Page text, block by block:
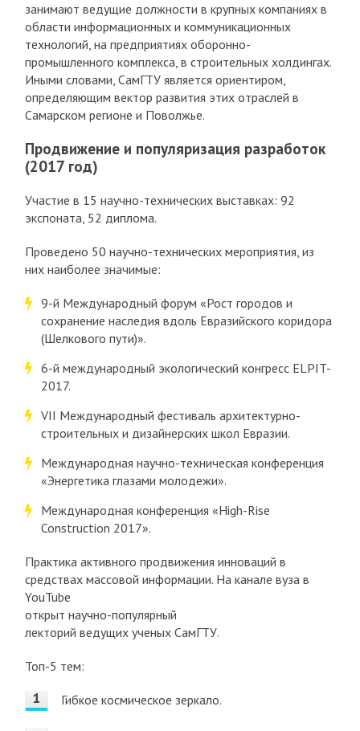
занимают ведущие должности в крупных компаниях в
области информационных и коммуникационных
технологий, на предприятиях оборонно-
промышленного комплекса, в строительных холдингах.
Иными словами, СамГТУ является ориентиром,
определяющим вектор развития этих отраслей в
Самарском регионе и Поволжье.
Продвижение и популяризация разработок
(2017 год)
Участие в 15 научно-технических выставках: 92
экспоната, 52 диплома.
Проведено 50 научно-технических мероприятия, из
них наиболее значимые:
9-й Международный форум «Рост городов и
сохранение наследия вдоль Евразийского коридора
(Шелкового пути)».
6-й международный экологический конгресс ELPIT-
2017.
VII Международный фестиваль архитектурно-
строительных и дизайнерских школ Евразии.
Международная научно-техническая конференция
«Энергетика глазами молодежи».
Международная конференция «High-Rise
Construction 2017».
Практика активного продвижения инноваций в
средствах массовой информации. На канале вуза в
YouTube
открыт научно-популярный
лекторий ведущих ученых СамГТУ.
Топ-5 тем:
Гибкое космическое зеркало.